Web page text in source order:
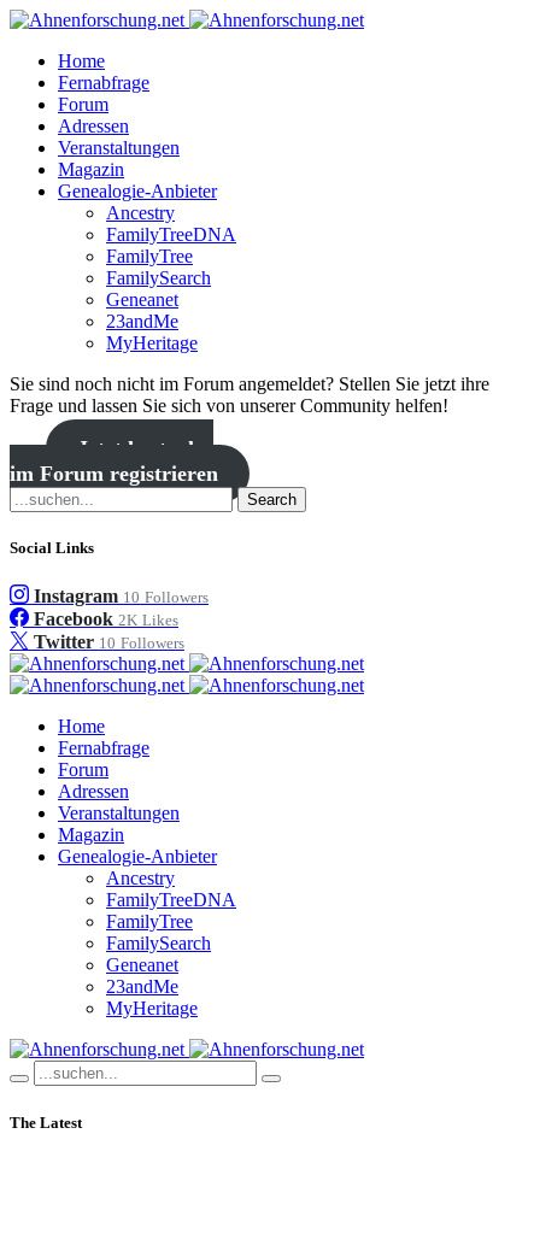
Home
Fernabfrage
Forum
Adressen
Veranstaltungen
Magazin
Genealogie-Anbieter
Ancestry
FamilyTreeDNA
FamilyTree
FamilySearch
Geneanet
23andMe
MyHeritage
Sie sind noch nicht im Forum angemeldet? Stellen Sie jetzt ihre
Frage und lassen Sie sich von unserer Community helfen!
Jetzt kostenlos
im Forum registrieren
Search
Social Links
Instagram 10 Followers
Facebook 2K Likes
Twitter 10 Followers
Home
Fernabfrage
Forum
Adressen
Veranstaltungen
Magazin
Genealogie-Anbieter
Ancestry
FamilyTreeDNA
FamilyTree
FamilySearch
Geneanet
23andMe
MyHeritage
The Latest